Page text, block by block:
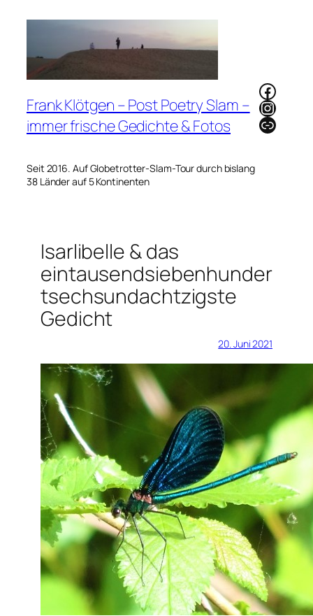
Frank Klötgen – Post Poetry Slam –
immer frische Gedichte & Fotos
Seit 2016. Auf Globetrotter-Slam-Tour durch bislang
38 Länder auf 5 Kontinenten
Link
Isarlibelle & das
eintausendsiebenhunder
tsechsundachtzigste
Gedicht
20. Juni 2021